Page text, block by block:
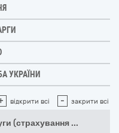
УКРАЇНИ
відкрити всі - закрити всі
(страхування ...